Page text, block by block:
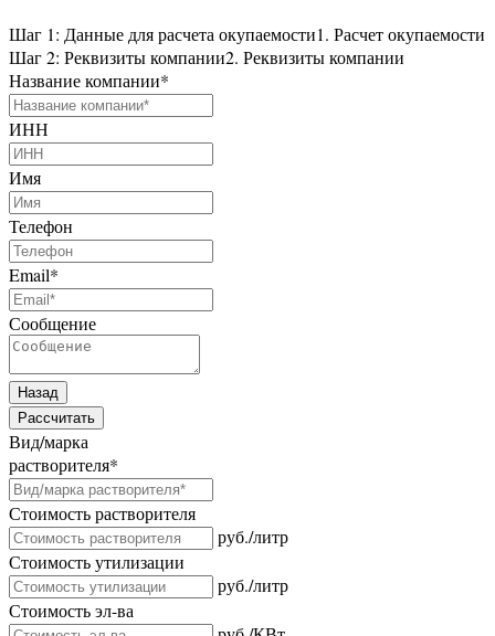
Шаг 1: Данные для расчета окупаемости1. Расчет окупаемости
Шаг 2: Реквизиты компании2. Реквизиты компании
Название компании*
ИНН
Имя
Телефон
Email*
Сообщение
Назад
Рассчитать
Вид/марка
растворителя*
Стоимость растворителя
руб./литр
Стоимость утилизации
руб./литр
Стоимость эл-ва